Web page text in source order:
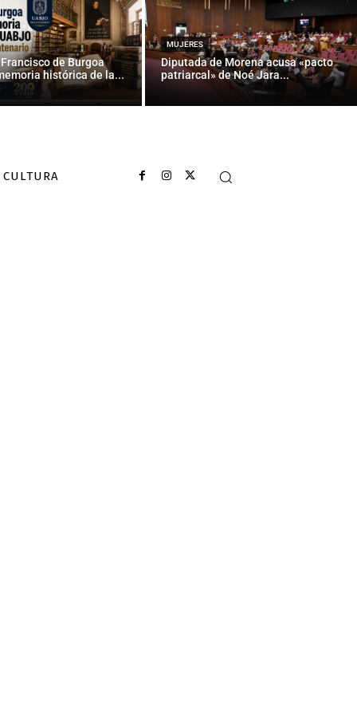
de Burgoa
histórica de la...
MUJERES
Diputada de Morena acusa «pacto
patriarcal» de Noé Jara...
CULTURA